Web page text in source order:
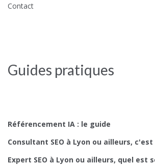
Contact
Guides pratiques
Référencement IA : le guide
Consultant SEO à Lyon ou ailleurs, c'est
Expert SEO à Lyon ou ailleurs, quel est